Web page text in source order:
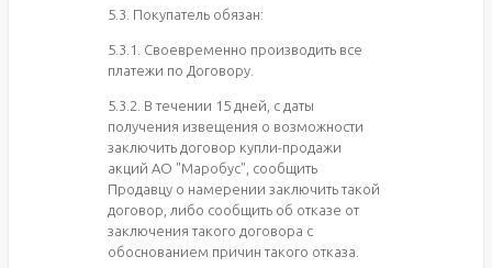
5.3. Покупатель обязан:
5.3.1. Своевременно производить все
платежи по Договору.
5.3.2. В течении 15 дней, с даты
получения извещения о возможности
заключить договор купли-продажи
акций АО "Маробус", сообщить
Продавцу о намерении заключить такой
договор, либо сообщить об отказе от
заключения такого договора с
обоснованием причин такого отказа.